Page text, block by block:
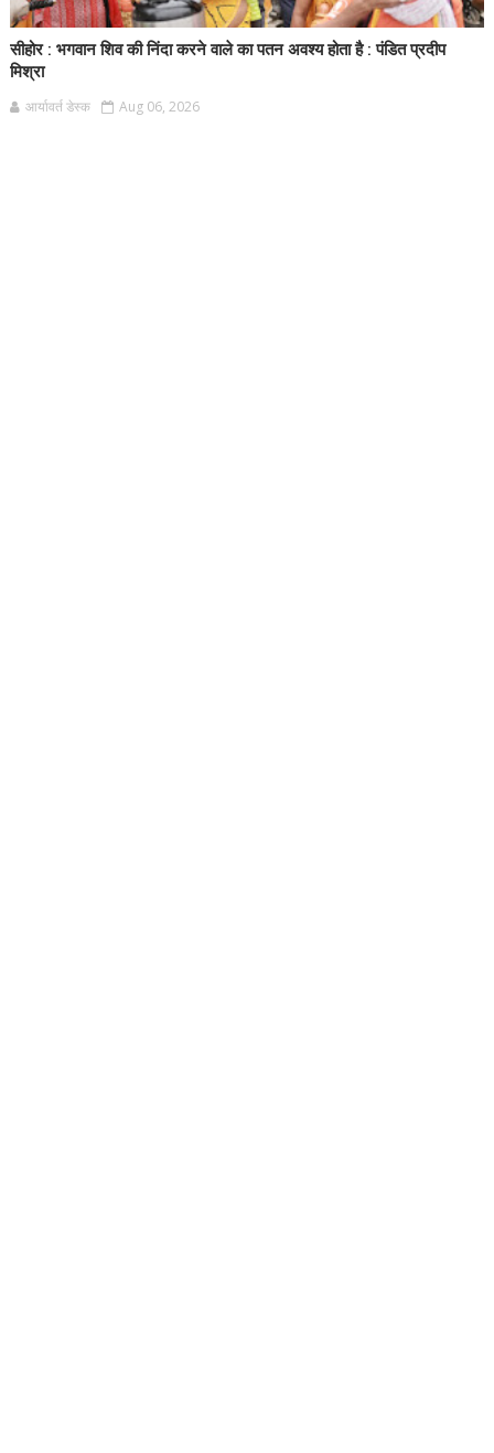
सीहोर : भगवान शिव की निंदा करने वाले का पतन अवश्य होता है : पंडित प्रदीप
मिश्रा
आर्यावर्त डेस्क Aug 06, 2026